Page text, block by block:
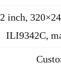
2 inch,
ILI9342C,